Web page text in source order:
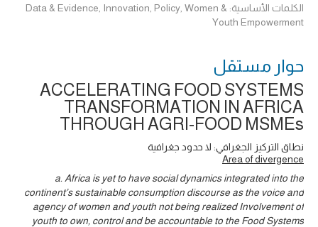
الكلمات الأساسية: Data & Evidence, Innovation, Policy, Women &
Youth Empowerment
حوار ‎مستقل
ACCELERATING FOOD SYSTEMS
TRANSFORMATION IN AFRICA
THROUGH AGRI-FOOD MSMEs
نطاق التركيز الجغرافي: لا حدود جغرافية
Area of divergence
a. Africa is yet to have social dynamics integrated into the
continent’s sustainable consumption discourse as the voice and
agency of women and youth not being realized Involvement of
youth to own, control and be accountable to the Food Systems